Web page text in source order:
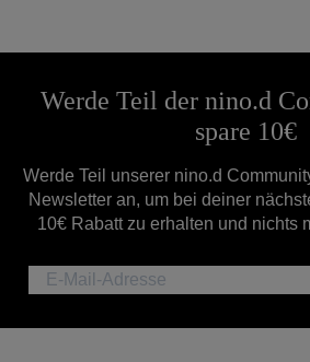
Werde Teil der nino.d
spare 10€
Werde Teil unserer nino.d
Newsletter an, um bei deiner
10€ Rabatt zu erhalten und nichts